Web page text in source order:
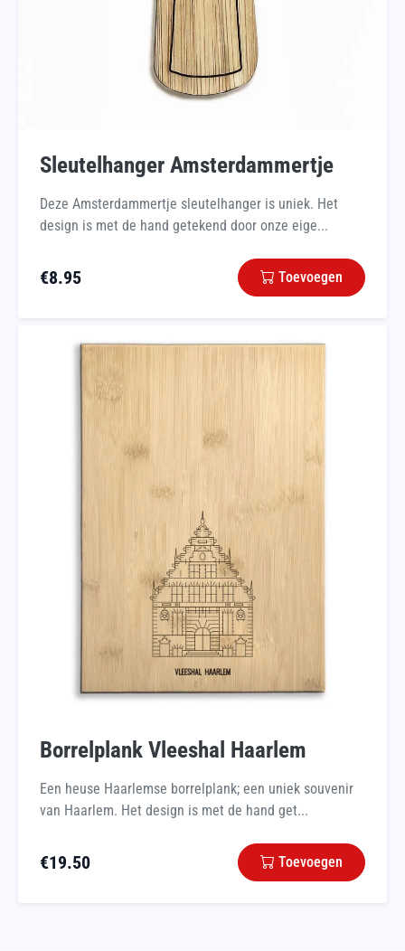
Sleutelhanger Amsterdammertje
Deze Amsterdammertje sleutelhanger is uniek. Het
design is met de hand getekend door onze eige...
€8.95 Toevoegen
Borrelplank Vleeshal Haarlem
Een heuse Haarlemse borrelplank; een uniek souvenir
van Haarlem. Het design is met de hand get...
€19.50 Toevoegen